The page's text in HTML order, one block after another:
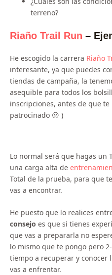
terreno?
Riaño Trail Run –
He escogido la carrera Riaño
interesante, ya que puedes
tiendas de campaña, la
asequible para todos los
inscripciones, antes de que te
patrocinado 😛 )
Lo normal será que hagas un
una carga alta de
Total de la prueba, para que
vas a encontrar.
He puesto que lo realices
consejo es que si tienes
que vas a prepararla no
lo mismo que te pongo pero
tiempo a recuperar y conocer
vas a enfrentar.